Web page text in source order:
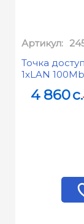
Артикул:
Точка
1xLAN
4 860c.